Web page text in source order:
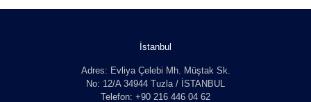
İstanbul
Adres: Evliya Çelebi Mh. Müştak Sk.
No: 12/A 34944 Tuzla / İSTANBUL
Telefon: +90 216 446 04 62